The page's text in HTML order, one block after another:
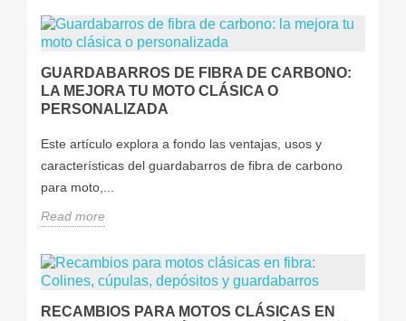
GUARDABARROS DE FIBRA DE CARBONO:
LA MEJORA TU MOTO CLÁSICA O
PERSONALIZADA
Este artículo explora a fondo las ventajas, usos y
características del guardabarros de fibra de carbono
para moto,...
Read more
RECAMBIOS PARA MOTOS CLÁSICAS EN